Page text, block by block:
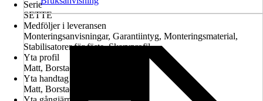
Serie
SETTE
Medföljer i leveransen
Monteringsanvisningar, Garantiintyg, Monteringsmaterial,
Stabilisatorer för fäste, Skarvprofil
Yta profil
Matt, Borstad
Yta handtag
Matt, Borstad